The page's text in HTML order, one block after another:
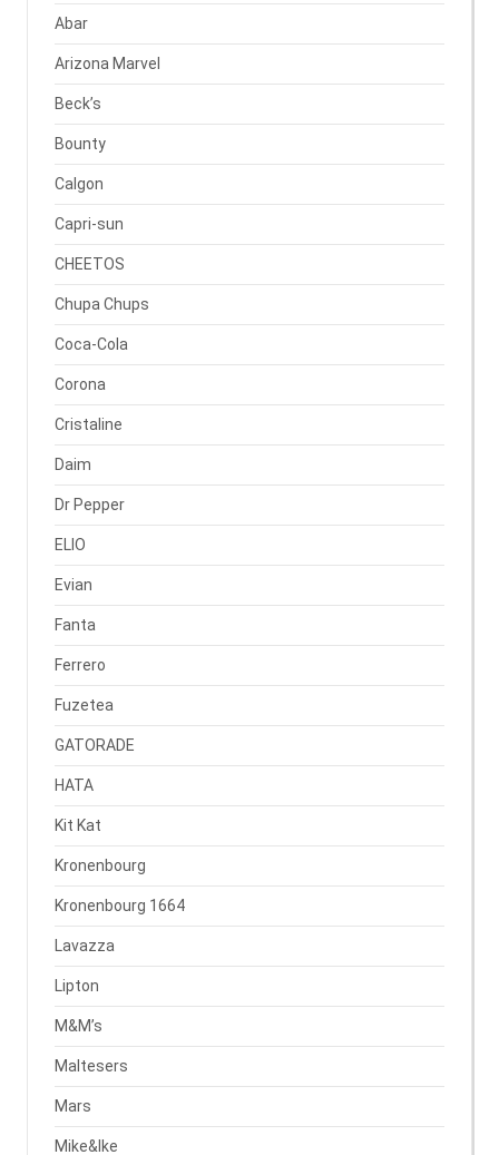
Abar
Arizona Marvel
Beck’s
Bounty
Calgon
Capri-sun
CHEETOS
Chupa Chups
Coca-Cola
Corona
Cristaline
Daim
Dr Pepper
ELIO
Evian
Fanta
Ferrero
Fuzetea
GATORADE
HATA
Kit Kat
Kronenbourg
Kronenbourg 1664
Lavazza
Lipton
M&M’s
Maltesers
Mars
Mike&Ike